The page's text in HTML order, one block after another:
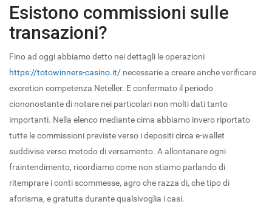
Esistono commissioni sulle
transazioni?
Fino ad oggi abbiamo detto nei dettagli le operazioni
https://totowinners-casino.it/ necessarie a creare anche verificare
excretion competenza Neteller. E confermato il periodo
ciononostante di notare nei particolari non molti dati tanto
importanti. Nella elenco mediante cima abbiamo invero riportato
tutte le commissioni previste verso i depositi circa e-wallet
suddivise verso metodo di versamento. A allontanare ogni
fraintendimento, ricordiamo come non stiamo parlando di
ritemprare i conti scommesse, agro che razza di, che tipo di
aforisma, e gratuita durante qualsivoglia i casi.